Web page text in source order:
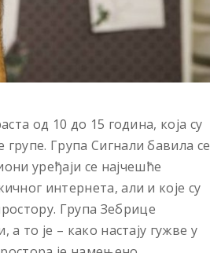
од 10 до 15 година, која су
Група Сигнали бавила се
уређаји се најчешће
интернета, али и које су
Група Зебрице
то је – како настају гужве у